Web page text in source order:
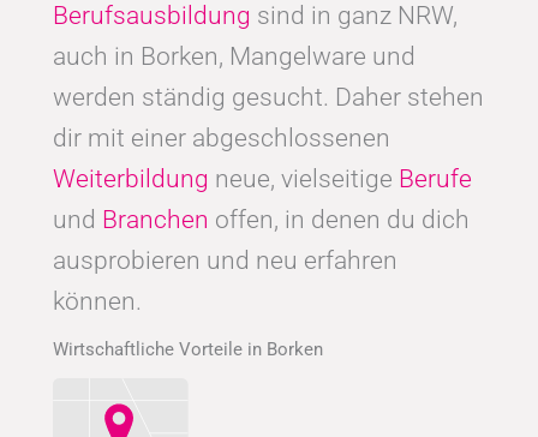
Berufsausbildung sind in ganz NRW,
auch in Borken, Mangelware und
werden ständig gesucht. Daher stehen
dir mit einer abgeschlossenen
Weiterbildung neue, vielseitige Berufe
und Branchen offen, in denen du dich
ausprobieren und neu erfahren
können.
Wirtschaftliche Vorteile in Borken